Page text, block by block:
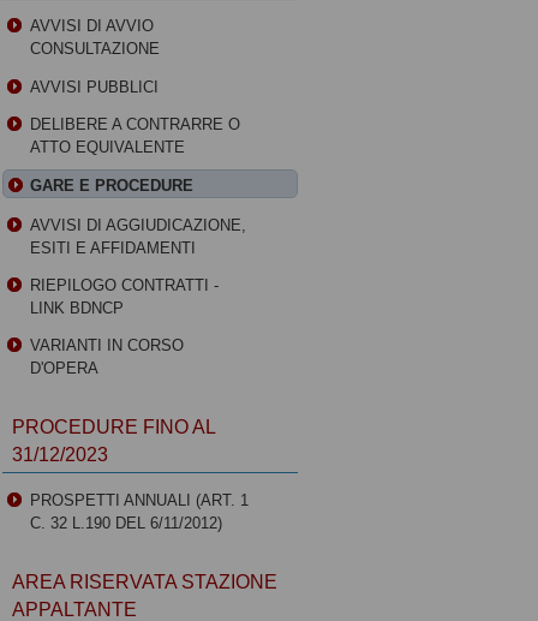
AVVISI DI AVVIO
CONSULTAZIONE
AVVISI PUBBLICI
DELIBERE A CONTRARRE O
ATTO EQUIVALENTE
GARE E PROCEDURE
AVVISI DI AGGIUDICAZIONE,
ESITI E AFFIDAMENTI
RIEPILOGO CONTRATTI -
LINK BDNCP
VARIANTI IN CORSO
D'OPERA
PROCEDURE FINO AL
31/12/2023
PROSPETTI ANNUALI (ART. 1
C. 32 L.190 DEL 6/11/2012)
AREA RISERVATA STAZIONE
APPALTANTE